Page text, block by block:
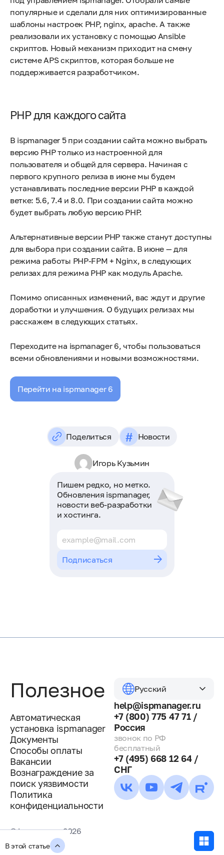
популярные и сделали для них оптимизированные
шаблоны настроек PHP, nginx, apache. А также
реализовали их установку с помощью Ansible
скриптов. Новый механизм приходит на смену
системе APS скриптов, которая больше не
поддерживается разработчиком.
PHP для каждого сайта
В ispmanager 5 при создании сайта можно выбрать
версию PHP только из настроенной для
пользователя и общей для сервера. Начиная с
первого крупного релиза в июне мы будем
устанавливать последние версии PHP в каждой
ветке: 5.6, 7.4 и 8.0. При создании сайта можно
будет выбрать любую версию PHP.
Альтернативные версии PHP также станут доступны
для выбора при создании сайта. В июне — для
режима работы PHP-FPM + Nginx, в следующих
релизах для режима PHP как модуль Apache.
Помимо описанных изменений, вас ждут и другие
доработки и улучшения. О будущих релизах мы
расскажем в следующих статьях.
Переходите на ispmanager 6, чтобы пользоваться
всеми обновлениями и новыми возможностями.
Перейти на ispmanager 6
Поделиться # Новости
Игорь Кузьмин
Пишем редко, но метко.
Обновления ispmanager,
новости веб-разработки
и хостинга.
Подписаться
В этой статье
Полезное
Автоматическая
установка ispmanager
Документы
Способы оплаты
Вакансии
Вознаграждение за
поиск уязвимости
Политика
конфиденциальности
Русский
help@ispmanager.ru
+7 (800) 775 47 71 /
Россия
звонок по РФ
бесплатный
+7 (495) 668 12 64 /
СНГ
© ispmanager 2026